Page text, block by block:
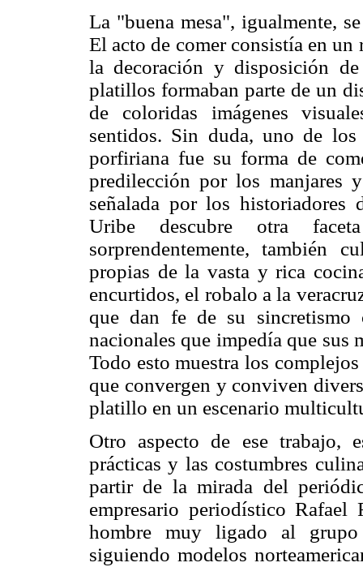
La "buena mesa", igualmente,
El acto de comer consistía en
la decoración y disposición
platillos formaban parte de un
de coloridas imágenes
sentidos. Sin duda, uno de
porfiriana fue su forma de
predilección por los manjares
señalada por los
Uribe descubre otra
sorprendentemente, también
propias de la vasta y rica
encurtidos, el robalo a la
que dan fe de su
nacionales que impedía que sus
Todo esto muestra los
que convergen y conviven
platillo en un escenario
Otro aspecto de ese trabajo,
prácticas y las costumbres
partir de la mirada del
empresario periodístico
hombre muy ligado al
siguiendo modelos